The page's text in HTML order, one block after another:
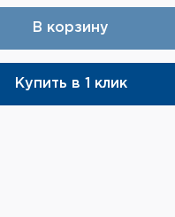
В корзину
Купить в 1 клик